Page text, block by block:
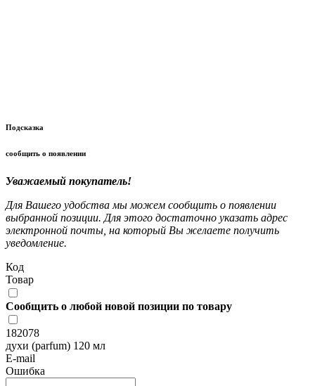
Подсказка
сообщить о появлении
Уважаемый покупатель!
Для Вашего удобства мы можем сообщить о появлении
выбранной позиции. Для этого достаточно указать адрес
электронной почты, на который Вы желаете получить
уведомление.
Код
Товар
Сообщить о любой новой позиции по товару
182078
духи (parfum) 120 мл
E-mail
Ошибка